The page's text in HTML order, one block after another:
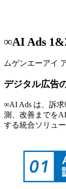
∞AI Ads
ムゲンエーアイ
デジタル広告
∞AI Ads は、訴
測、改善までを
する統合ソリュー